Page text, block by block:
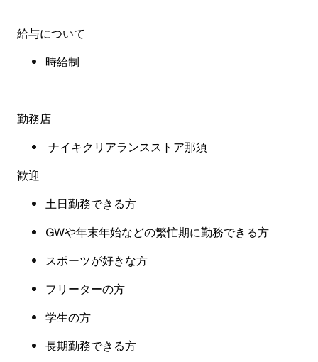
給与について
時給制
勤務店
ナイキクリアランスストア那須
歓迎
土日勤務できる方
GWや年末年始などの繁忙期に勤務できる方
スポーツが好きな方
フリーターの方
学生の方
長期勤務できる方